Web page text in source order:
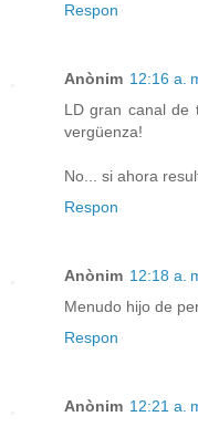
Respon
Anònim 12:16 a.
LD gran canal de
vergüenza!
No... si ahora
Respon
Anònim 12:18 a.
Menudo hijo de
Respon
Anònim 12:21 a.